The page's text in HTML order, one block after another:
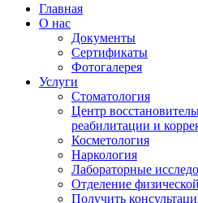
Главная
О нас
Документы
Сертификаты
Фотогалерея
Услуги
Стоматология
Центр
реабилитации и
Косметология
Наркология
Лабораторные
Отделение
Получить